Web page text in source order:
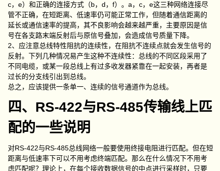
c，e）和正确的连接方式（b，d，f）。a，c，e这三种网络连接尽
管不正确，在短距离、低速率仍可能正常工作，但随着通信距离的
延长或通信速率的提高，其不良影响会越来越严重，主要原因是信
号在各支路末端反射后与原信号叠加，会造成信号质量下降。
2、应注意总线特性阻抗的连续性，在阻抗不连续点就会发生信号的
反射。下列几种情况易产生这种不连续性：总线的不同区段采用了
不同电缆，或某一段总线上有过多收发器紧靠在一起安装，再者是
过长的分支线引出到总线。
总之，应该提供一条单一、连续的信号通道作为总线。
四、RS-422与RS-485传输线上匹
配的一些说明
对RS-422与RS-485总线网络一般要使用终接电阻进行匹配。但在短
距离与低速率下可以不用考虑终端匹配。那么在什么情况下不用考
虑匹配呢？理论上，在每个接收数据信号的中点进行采样时，只要